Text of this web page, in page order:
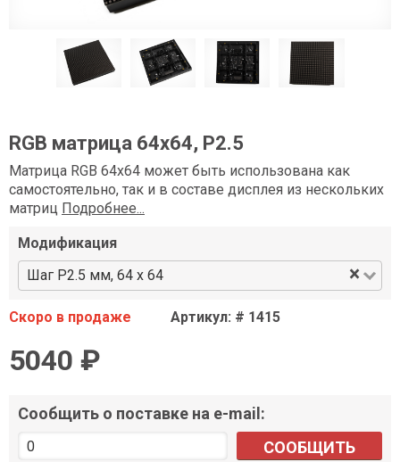
RGB матрица 64x64, P2.5
Матрица RGB 64x64 может быть использована как
самостоятельно, так и в составе дисплея из нескольких
матриц Подробнее...
Модификация
Шаг P2.5 мм, 64 x 64
×
Скоро в продаже Артикул: # 1415
5040 ₽
Сообщить о поставке на e-mail:
СООБЩИТЬ